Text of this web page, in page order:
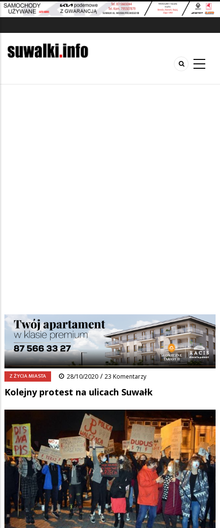
Ścieżka
nawigacyjna
Strona główna/Wiadomości/Z życia miasta/
Kolejny protest na ulicach Suwałk
FacebookPinterestTumblr
0 Reddit Share
Z ŻYCIA MIASTA 28/10/2020 / 23 Komentarzy
Kolejny protest na ulicach Suwałk